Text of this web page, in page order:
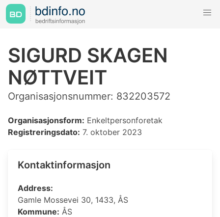
SIGURD SKAGEN
NØTTVEIT
Organisasjonsnummer: 832203572
Organisasjonsform: Enkeltpersonforetak
Registreringsdato: 7. oktober 2023
Kontaktinformasjon
Address:
Gamle Mossevei 30, 1433, ÅS
Kommune: ÅS